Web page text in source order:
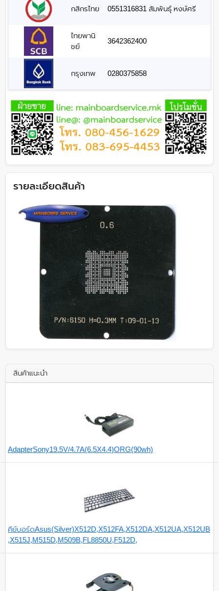
กสิกรไทย 0551316831 สัมพันธุ์ หงษ์ศรี
ไทยพานิ
ชย์
3642362400
กรุงเทพ 0280375858
รายละเอียดสินค้า
สินค้าแนะนำ
AdapterSony19.5V/4.7A(6.5X4.4)ORG(90wh)
คีย์บอร์ดAsus(Silver)X512D,X512FA,X512DA,X512UA,X512UB
,X515J,M515D,M509B,FL8850U,F512D,